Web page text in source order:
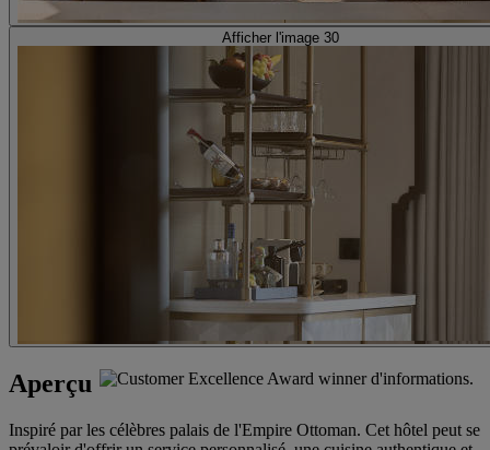
Afficher l'image 30
Aperçu
Inspiré par les célèbres palais de l'Empire Ottoman. Cet hôtel peut se